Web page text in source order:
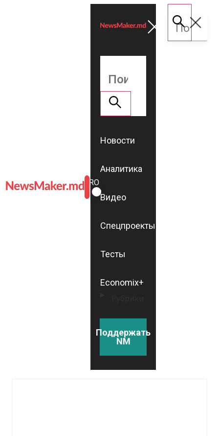
ROMÂNĂ
RU
Новости
Аналитика
Видео
Спецпроекты
Тесты
Economix+
Поддержать
NM